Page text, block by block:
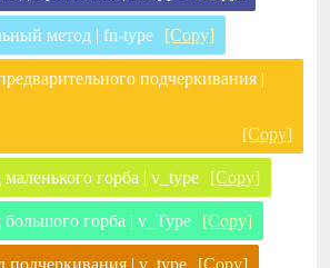
метод | fn-type [Copy]
подчеркивания |
[Copy]
горба | v_type [Copy]
горба | v_Type [Copy]
| v_type [Copy]